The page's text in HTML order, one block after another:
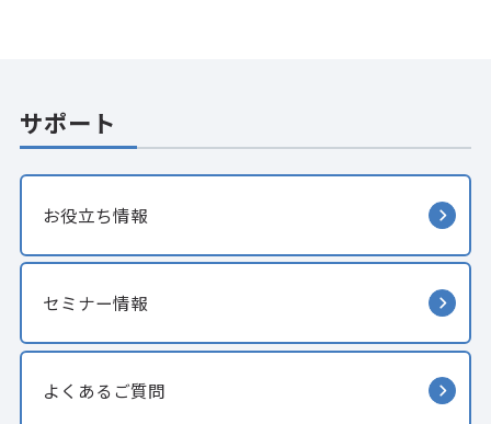
サポート
お役立ち情報
セミナー情報
よくあるご質問